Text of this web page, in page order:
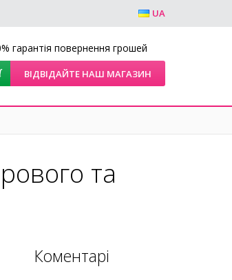
UA
гарантія повернення грошей
ВІДВІДАЙТЕ НАШ МАГАЗИН
та
Коментарі